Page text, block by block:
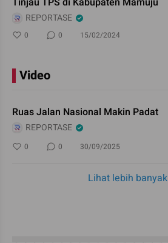
REPORTASE
0 0 15/02/2024
Video
Ruas Jalan Nasional Makin Padat
REPORTASE
0 0 30/09/2025
Lihat lebih banyak